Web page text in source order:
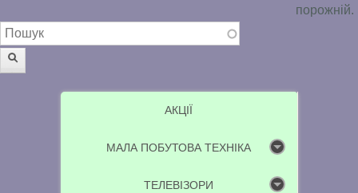
порожній.
Пошукова форма
АКЦІЇ
МАЛА ПОБУТОВА ТЕХНІКА
ТЕЛЕВІЗОРИ